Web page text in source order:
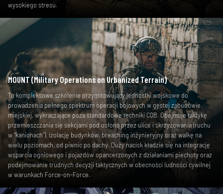
wysokiego stresu.
MOUNT (Military Operations on Urbanized Terrain)
To kompleksowe szkolenie przygotowujący jednostki wojskowe do
prowadzenia pełnego spektrum operacji bojowych w gęstej zabudowie
miejskiej, wykraczające poza standardowe techniki CQB. Obejmuje taktykę
przemieszczania się sekcjami pod osłoną przez ulice i skrzyżowania (ruchu
w “kanionach”), izolację budynków, breaching inżynieryjny oraz walkę na
wielu poziomach, od piwnic po dachy. Duży nacisk kładzie się na integrację
wsparcia ogniowego i pojazdów opancerzonych z działaniami piechoty oraz
podejmowanie trudnych decyzji taktycznych w obecności ludności cywilnej
w warunkach Force-on-Force.